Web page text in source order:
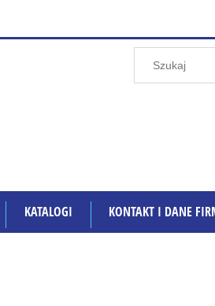
KATALOGI KONTAKT I DANE